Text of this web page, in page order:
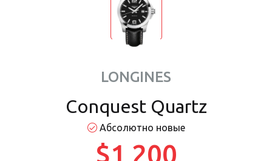
LONGINES
Conquest Quartz
Абсолютно новые
$1 200